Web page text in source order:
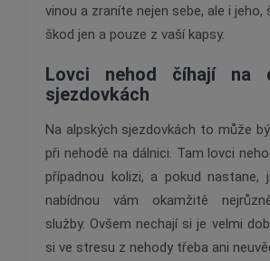
vinou a zraníte nejen sebe, ale i
škod jen a pouze z vaší kapsy.
Lovci nehod číhají na
sjezdovkách
Na alpských sjezdovkách to může
při nehodě na dálnici. Tam lovci
případnou kolizi, a pokud nastane,
nabídnou vám okamžitě
služby. Ovšem nechají si je velmi
si ve stresu z nehody třeba ani